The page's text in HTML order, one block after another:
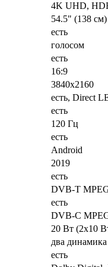
4K UHD,
54.5" (138 см)
есть
голосом
есть
16:9
3840x2160
есть, Direct
есть
120 Гц
есть
Android
2019
есть
DVB-T
есть
DVB-C
20 Вт (2x10
два динамика
есть